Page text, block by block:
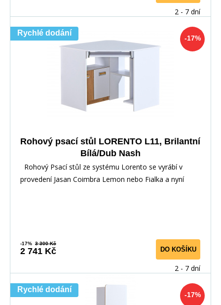
2 - 7 dní
-17%
Rychlé dodání
Rohový psací stůl LORENTO L11, Brilantní
Bílá/Dub Nash
Rohový Psací stůl ze systému Lorento se vyrábí v
provedení Jasan Coimbra Lemon nebo Fialka a nyní
-17% 3 300 Kč
2 741 Kč DO KOŠÍKU
2 - 7 dní
-17%
Rychlé dodání